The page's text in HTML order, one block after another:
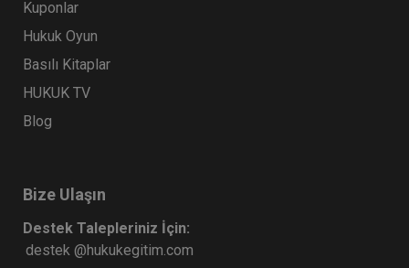
Kuponlar
Hukuk Oyun
Basılı Kitaplar
HUKUK TV
Blog
Bize Ulaşın
Destek Talepleriniz İçin:
destek @hukukegitim.com